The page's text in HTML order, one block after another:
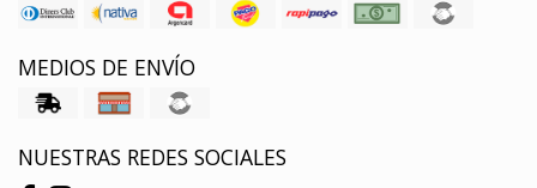
MEDIOS DE ENVÍO
NUESTRAS REDES SOCIALES